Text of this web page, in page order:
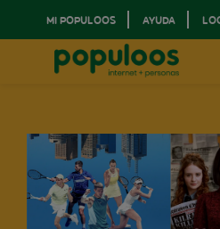
MI POPULOOS AYUDA